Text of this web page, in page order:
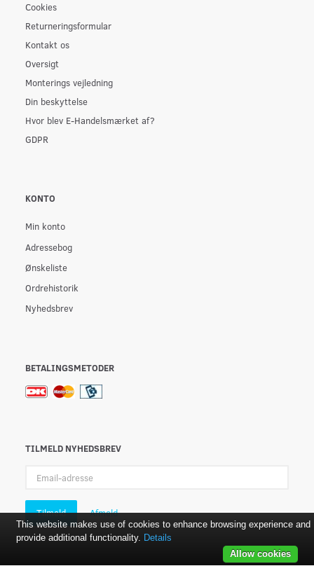
Cookies
Returneringsformular
Kontakt os
Oversigt
Monterings vejledning
Din beskyttelse
Hvor blev E-Handelsmærket af?
GDPR
KONTO
Min konto
Adressebog
Ønskeliste
Ordrehistorik
Nyhedsbrev
BETALINGSMETODER
TILMELD NYHEDSBREV
adresse
Tilmeld Afmeld
This website makes use of cookies to enhance browsing experience and
provide additional functionality. Details
Allow cookies